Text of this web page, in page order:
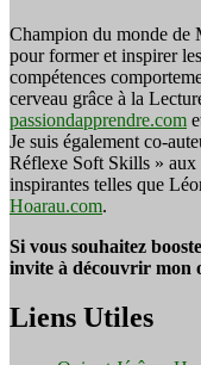
Champion du monde de
pour former et inspirer
compétences
cerveau grâce à la
passiondapprendre.com
Je suis également co-
Réflexe Soft Skills » aux
inspirantes telles que
Hoarau.com.
Si vous souhaitez
invite à découvrir mon
Liens Utiles